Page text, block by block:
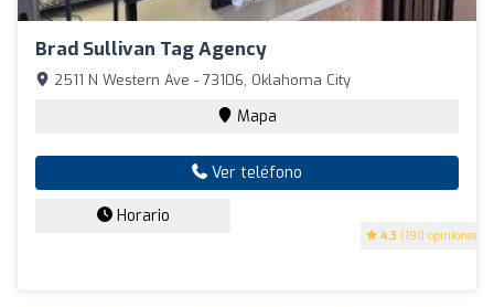
Brad Sullivan Tag Agency
4.3 (190 opiniones)
2511 N Western Ave - 73106, Oklahoma City
Mapa
Ver teléfono
Horario